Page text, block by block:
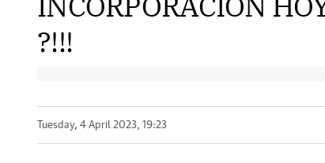
?!!!
Tuesday, 4 April 2023, 19:23